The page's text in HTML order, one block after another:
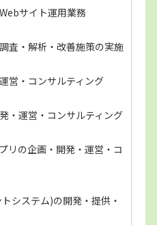
サイト運用業務
査・解析・改善施策の実施
営・コンサルティング
・運営・コンサルティング
リの企画・開発・運営・コ
システム)の開発・提供・